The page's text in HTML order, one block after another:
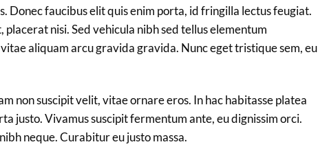
Donec faucibus elit quis enim porta, id fringilla lectus feugiat.
nisi. Sed vehicula nibh sed tellus elementum
aliquam arcu gravida gravida. Nunc eget tristique sem, eu
non suscipit velit, vitae ornare eros. In hac habitasse platea
justo. Vivamus suscipit fermentum ante, eu dignissim orci.
neque. Curabitur eu justo massa.